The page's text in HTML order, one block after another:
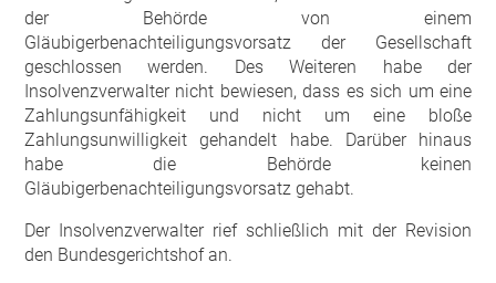
der Behörde von einem
Gläubigerbenachteiligungsvorsatz der Gesellschaft
geschlossen werden. Des Weiteren habe der
Insolvenzverwalter nicht bewiesen, dass es sich um eine
Zahlungsunfähigkeit und nicht um eine bloße
Zahlungsunwilligkeit gehandelt habe. Darüber hinaus
habe die Behörde keinen
Gläubigerbenachteiligungsvorsatz gehabt.
Der Insolvenzverwalter rief schließlich mit der Revision
den Bundesgerichtshof an.